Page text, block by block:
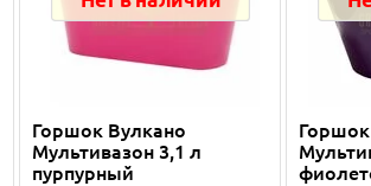
Горшок Вулкано
Мультивазон 3,1 л
пурпурный